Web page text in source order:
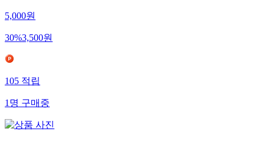
5,000원
30%3,500원
105 적립
1 명 구매중